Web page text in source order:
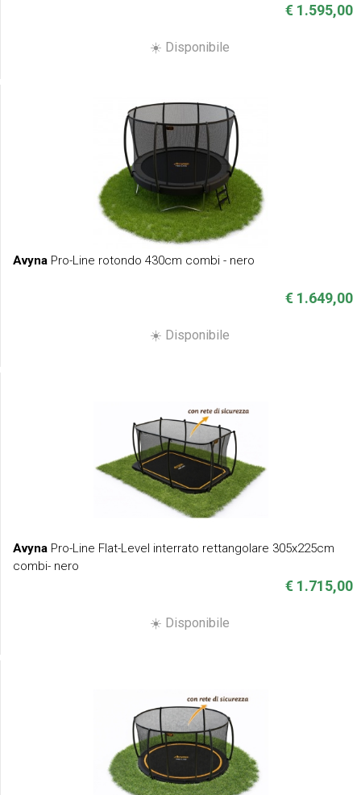
€ 1.595,00
☀️ Disponibile
Avyna Pro-Line rotondo 430cm combi - nero
€ 1.649,00
☀️ Disponibile
Avyna Pro-Line Flat-Level interrato rettangolare 305x225cm
combi- nero
€ 1.715,00
☀️ Disponibile